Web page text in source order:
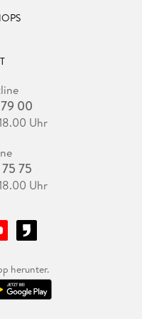
00
Uhr
75
Uhr
herunter.